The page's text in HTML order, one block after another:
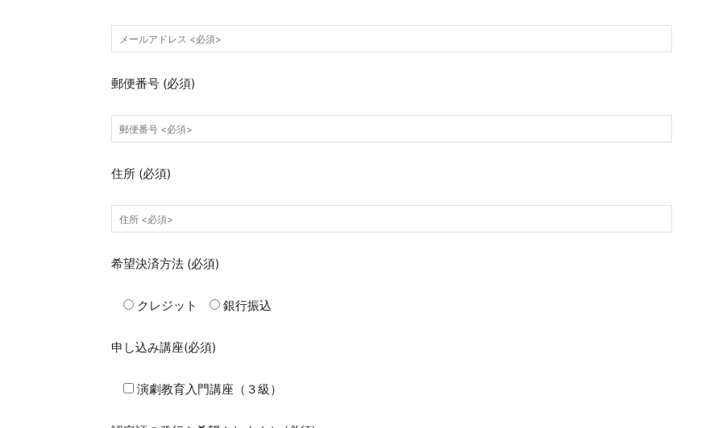
郵便番号 (必須)
住所 (必須)
希望決済方法 (必須)
クレジット 銀行振込
申し込み講座(必須)
演劇教育入門講座（３級）